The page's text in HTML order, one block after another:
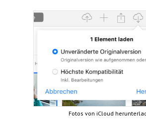
Fotos von iCloud